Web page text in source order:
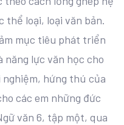
thể loại, loại văn bản.
mục tiêu phát triển
năng lực văn học cho
hứng thú của
các em những đức
văn 6, tập một, qua